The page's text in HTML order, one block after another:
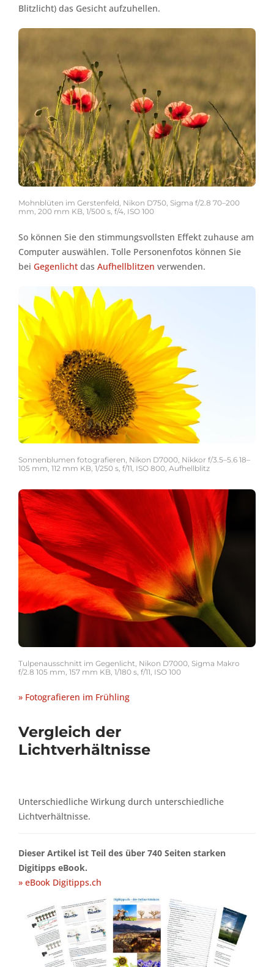
Blitzlicht) das Gesicht aufzuhellen.
Mohnblüten im Gerstenfeld, Nikon D750, Sigma f/2.8 70–200
mm, 200 mm KB, 1/500 s, f/4, ISO 100
So können Sie den stimmungsvollsten Effekt zuhause am
Computer auswählen. Tolle Personenfotos können Sie
bei Gegenlicht das Aufhellblitzen verwenden.
Sonnenblumen fotografieren, Nikon D7000, Nikkor f/3.5–5.6 18–
105 mm, 112 mm KB, 1/250 s, f/11, ISO 800, Aufhellblitz
Tulpenausschnitt im Gegenlicht, Nikon D7000, Sigma Makro
f/2.8 105 mm, 157 mm KB, 1/180 s, f/11, ISO 100
» Fotografieren im Frühling
Vergleich der
Lichtverhältnisse
Unterschiedliche Wirkung durch unterschiedliche
Lichtverhältnisse.
Dieser Artikel ist Teil des über 740 Seiten starken
Digitipps eBook.
» eBook Digitipps.ch